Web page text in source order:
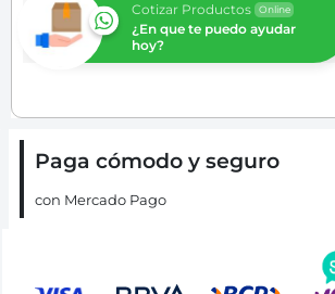
Cotizar Productos Online
¿En que te puedo ayudar
hoy?
Paga cómodo y seguro
con Mercado Pago